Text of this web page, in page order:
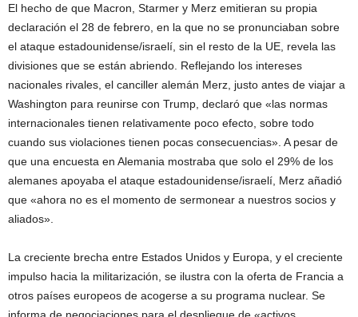
El hecho de que Macron, Starmer y Merz emitieran su propia
declaración el 28 de febrero, en la que no se pronunciaban sobre
el ataque estadounidense/israelí, sin el resto de la UE, revela las
divisiones que se están abriendo. Reflejando los intereses
nacionales rivales, el canciller alemán Merz, justo antes de viajar a
Washington para reunirse con Trump, declaró que «las normas
internacionales tienen relativamente poco efecto, sobre todo
cuando sus violaciones tienen pocas consecuencias». A pesar de
que una encuesta en Alemania mostraba que solo el 29% de los
alemanes apoyaba el ataque estadounidense/israelí, Merz añadió
que «ahora no es el momento de sermonear a nuestros socios y
aliados».
La creciente brecha entre Estados Unidos y Europa, y el creciente
impulso hacia la militarización, se ilustra con la oferta de Francia a
otros países europeos de acogerse a su programa nuclear. Se
informa de negociaciones para el despliegue de «activos